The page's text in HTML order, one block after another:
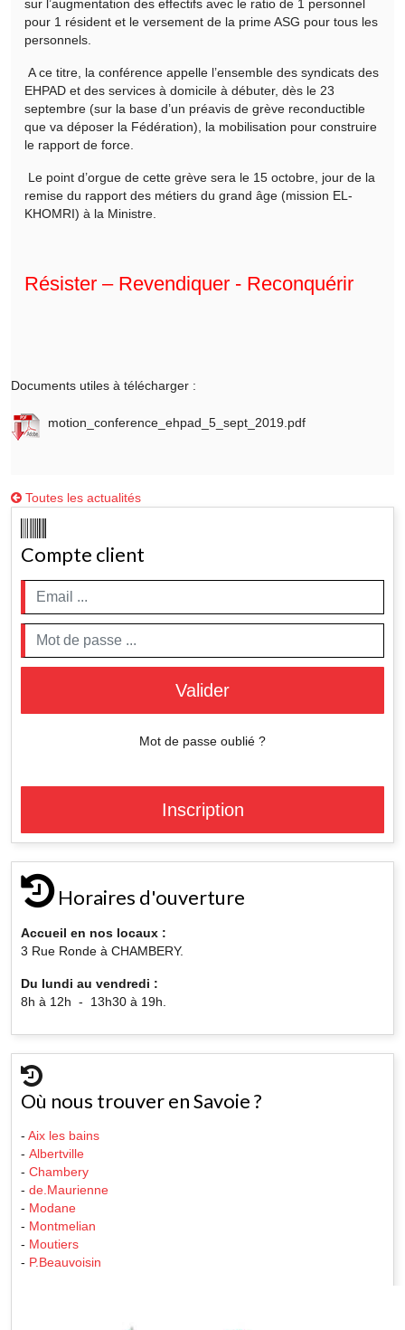
sur l’augmentation des effectifs avec le ratio de 1 personnel
pour 1 résident et le versement de la prime ASG pour tous les
personnels.
A ce titre, la conférence appelle l’ensemble des syndicats des
EHPAD et des services à domicile à débuter, dès le 23
septembre (sur la base d’un préavis de grève reconductible
que va déposer la Fédération), la mobilisation pour construire
le rapport de force.
Le point d’orgue de cette grève sera le 15 octobre, jour de la
remise du rapport des métiers du grand âge (mission EL-
KHOMRI) à la Ministre.
Résister – Revendiquer - Reconquérir
Documents utiles à télécharger :
motion_conference_ehpad_5_sept_2019.pdf
Toutes les actualités
Compte client
Valider
Mot de passe oublié ?
Inscription
Horaires d'ouverture
Accueil en nos locaux :
3 Rue Ronde à CHAMBERY.
Du lundi au vendredi :
8h à 12h - 13h30 à 19h.
Où nous trouver en Savoie ?
- Aix les bains
- Albertville
- Chambery
- de.Maurienne
- Modane
- Montmelian
- Moutiers
- P.Beauvoisin